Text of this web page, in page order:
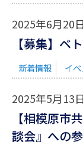
2025年6月20日
【募集】ベ
新着情報 イ
2025年5月13日
【相模原市
談会』への